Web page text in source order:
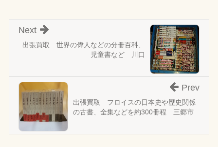
出張買取 世界の偉人などの分冊百科、
児童書など 川口
Next
出張買取 フロイスの日本史や歴史関係
の古書、全集などを約300冊程 三郷市
Prev